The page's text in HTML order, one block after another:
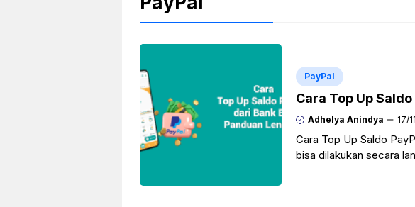
PayPal
Cara Top Up
Adhelya Anindya 17/
Cara Top Up Saldo
bisa dilakukan secara